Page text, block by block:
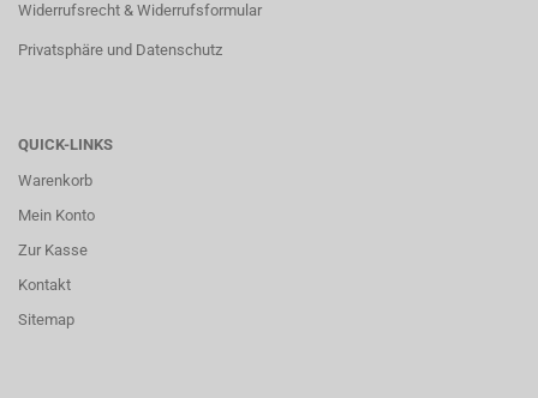
Widerrufsrecht & Widerrufsformular
Privatsphäre und Datenschutz
QUICK-LINKS
Warenkorb
Mein Konto
Zur Kasse
Kontakt
Sitemap